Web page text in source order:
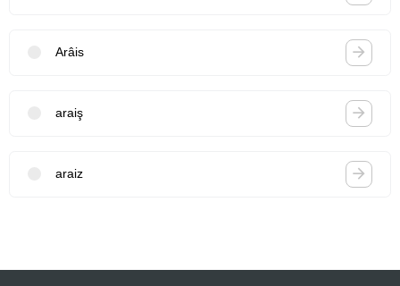
Arâis
araiş
araiz